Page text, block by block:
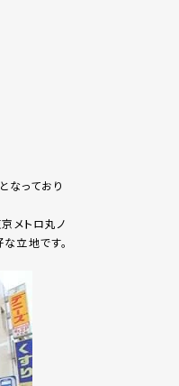
なっており
メトロ丸ノ
立地です。